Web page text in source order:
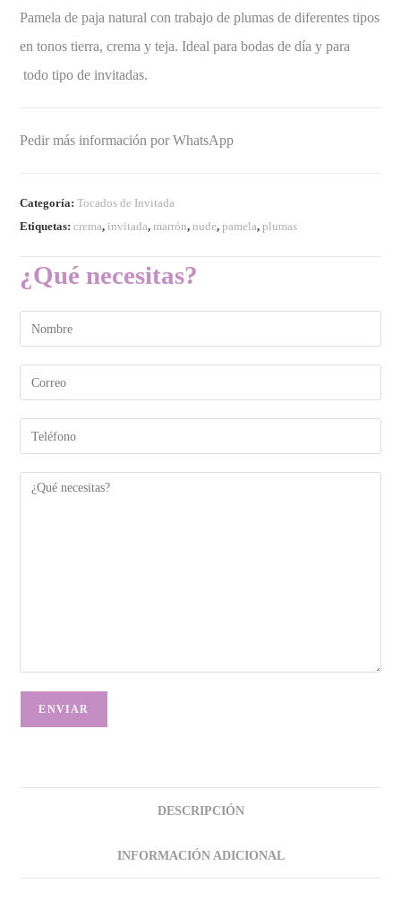
Pamela de paja natural con trabajo de plumas de diferentes tipos
en tonos tierra, crema y teja. Ideal para bodas de día y para
todo tipo de invitadas.
Pedir más información por WhatsApp
Categoría:Tocados de Invitada
Etiquetas:crema,invitada,marrón,nude,pamela,plumas
¿Qué necesitas?
DESCRIPCIÓN
INFORMACIÓN ADICIONAL